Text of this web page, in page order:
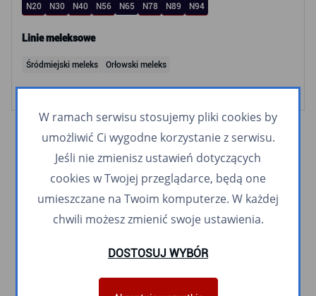
N20
N30 N40 N56 N65 N78 N89 N94
Linie meleksowe
Śródmiejski meleks Orłowski meleks
W ramach serwisu stosujemy pliki cookies by
umożliwić Ci wygodne korzystanie z serwisu.
Jeśli nie zmienisz ustawień dotyczących
cookies w Twojej przeglądarce, będą one
umieszczane na Twoim komputerze. W każdej
chwili możesz zmienić swoje ustawienia.
DOSTOSUJ WYBÓR